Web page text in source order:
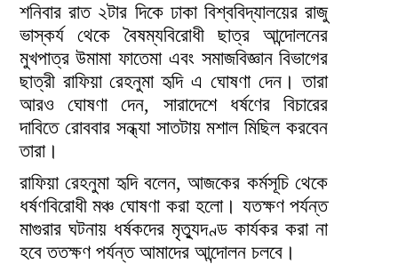
শনিবার রাত ২টার দিকে ঢাকা বিশ্ববিদ্যালয়ের রাজু
ভাস্কর্য থেকে বৈষম্যবিরোধী ছাত্র আন্দোলনের
মুখপাত্র উমামা ফাতেমা এবং সমাজবিজ্ঞান বিভাগের
ছাত্রী রাফিয়া রেহনুমা হৃদি এ ঘোষণা দেন। তারা
আরও ঘোষণা দেন, সারাদেশে ধর্ষণের বিচারের
দাবিতে রোববার সন্ধ্যা সাতটায় মশাল মিছিল করবেন
তারা।
রাফিয়া রেহনুমা হৃদি বলেন, আজকের কর্মসূচি থেকে
ধর্ষণবিরোধী মঞ্চ ঘোষণা করা হলো। যতক্ষণ পর্যন্ত
মাগুরার ঘটনায় ধর্ষকদের মৃত্যুদণ্ড কার্যকর করা না
হবে ততক্ষণ পর্যন্ত আমাদের আন্দোলন চলবে।